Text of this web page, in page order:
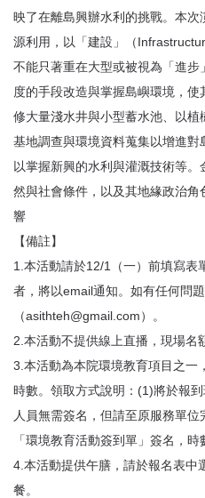
映了在離島興辦水利的挑戰。本
源利用，以「建設」（
不能只著重在大型或被視為「進
度的手段改造與掌握島嶼環境，
修大量淺水井與小型蓄水池、以
基地調查與環境資料蒐集以增進對
以掌握新興的水利與灌溉技術等
然與社會條件，以及其地緣政治
響
【備註】
1.本活動請於12/1（一）前填寫表
者，將以email通知。如有任何問
（asithteh@gmail.com）。
2.本活動不提供線上直播，現場名
3.本活動為本院環境教育項目之一
時數。領取方式說明：(1)將於報
人員無需簽名，但請至原服務單
「環境教育活動簽到單」簽名，
4.本活動提供午膳，請於報名表中
餐。